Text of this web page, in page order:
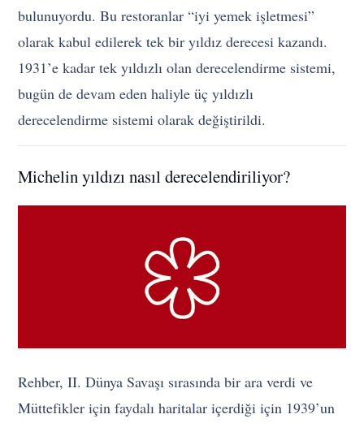
bulunuyordu. Bu restoranlar “iyi yemek işletmesi”
olarak kabul edilerek tek bir yıldız derecesi kazandı.
1931’e kadar tek yıldızlı olan derecelendirme sistemi,
bugün de devam eden haliyle üç yıldızlı
derecelendirme sistemi olarak değiştirildi.
Michelin yıldızı nasıl derecelendiriliyor?
Rehber, II. Dünya Savaşı sırasında bir ara verdi ve
Müttefikler için faydalı haritalar içerdiği için 1939’un